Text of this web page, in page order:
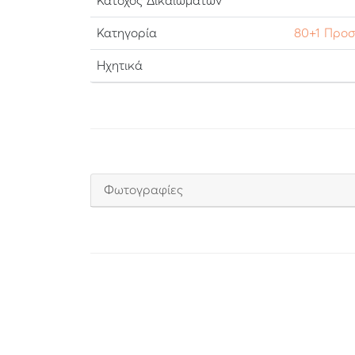
Κατηγορία 80+1
Ηχητικά
Φωτογραφίες